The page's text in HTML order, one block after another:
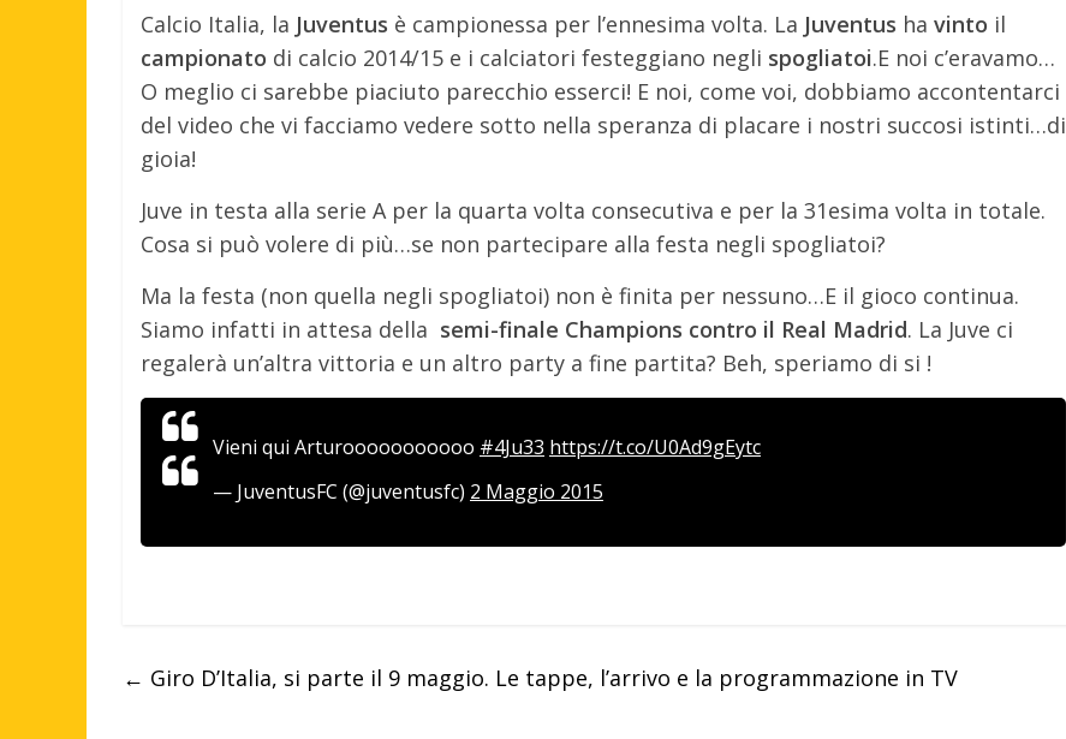
Calcio Italia, la Juventus è campionessa per l’ennesima volta. La Juventus ha vinto il
campionato di calcio 2014/15 e i calciatori festeggiano negli spogliatoi.E noi c’eravamo…
O meglio ci sarebbe piaciuto parecchio esserci! E noi, come voi, dobbiamo accontentarci
del video che vi facciamo vedere sotto nella speranza di placare i nostri succosi istinti…di
gioia!
Juve in testa alla serie A per la quarta volta consecutiva e per la 31esima volta in totale.
Cosa si può volere di più…se non partecipare alla festa negli spogliatoi?
Ma la festa (non quella negli spogliatoi) non è finita per nessuno…E il gioco continua.
Siamo infatti in attesa della semi-finale Champions contro il Real Madrid. La Juve ci
regalerà un’altra vittoria e un altro party a fine partita? Beh, speriamo di si !
Vieni qui Arturooooooooooo #4Ju33 https://t.co/U0Ad9gEytc
— JuventusFC (@juventusfc) 2 Maggio 2015
← Giro D’Italia, si parte il 9 maggio. Le tappe, l’arrivo e la programmazione in TV